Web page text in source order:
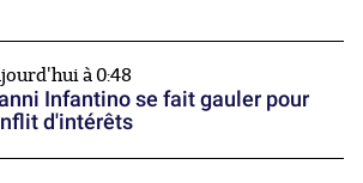
à 0:48
Infantino se fait gauler pour
d'intérêts